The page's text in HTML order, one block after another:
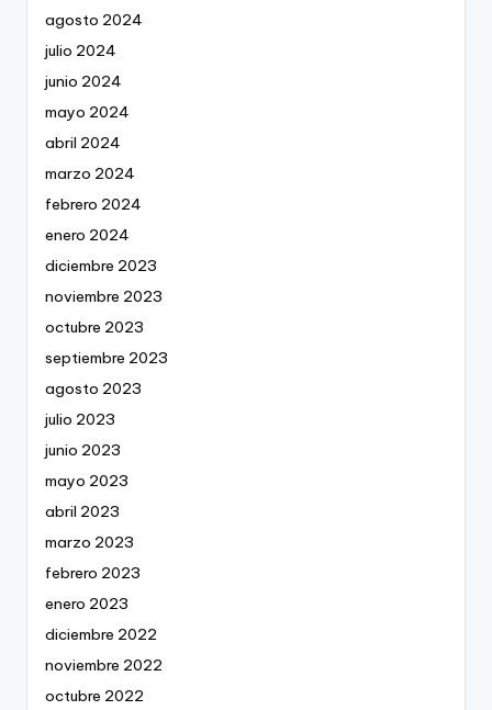
agosto 2024
julio 2024
junio 2024
mayo 2024
abril 2024
marzo 2024
febrero 2024
enero 2024
diciembre 2023
noviembre 2023
octubre 2023
septiembre 2023
agosto 2023
julio 2023
junio 2023
mayo 2023
abril 2023
marzo 2023
febrero 2023
enero 2023
diciembre 2022
noviembre 2022
octubre 2022